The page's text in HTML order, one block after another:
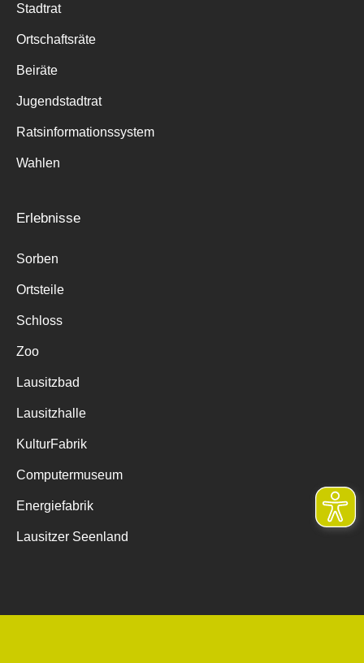
Stadtrat
Ortschaftsräte
Beiräte
Jugendstadtrat
Ratsinformationssystem
Wahlen
Erlebnisse
Sorben
Ortsteile
Schloss
Zoo
Lausitzbad
Lausitzhalle
KulturFabrik
Computermuseum
Energiefabrik
Lausitzer Seenland